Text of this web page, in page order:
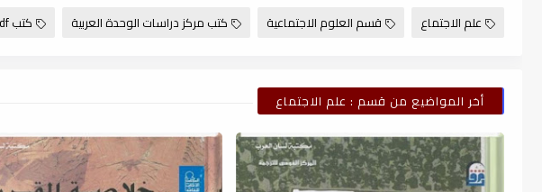
علم الاجتماع قسم العلوم الاجتماعية كتب مركز دراسات الوحدة العربية كتب pdf
أخر المواضيع من قسم : علم الاجتماع